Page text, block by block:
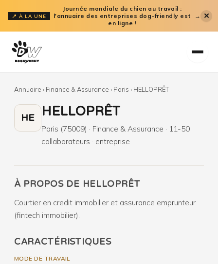
au
contenu
📍 À LA UNE
Journée mondiale du chien au travail :
l'annuaire des entreprises dog-friendly est
en ligne !
→ ✕
Annuaire › Finance & Assurance › Paris › HELLOPRÊT
HE HELLOPRÊT
Paris (75009) · Finance & Assurance · 11-50
collaborateurs · entreprise
À PROPOS DE HELLOPRÊT
Courtier en credit immobilier et assurance emprunteur
(fintech immobilier).
CARACTÉRISTIQUES
MODE DE TRAVAIL